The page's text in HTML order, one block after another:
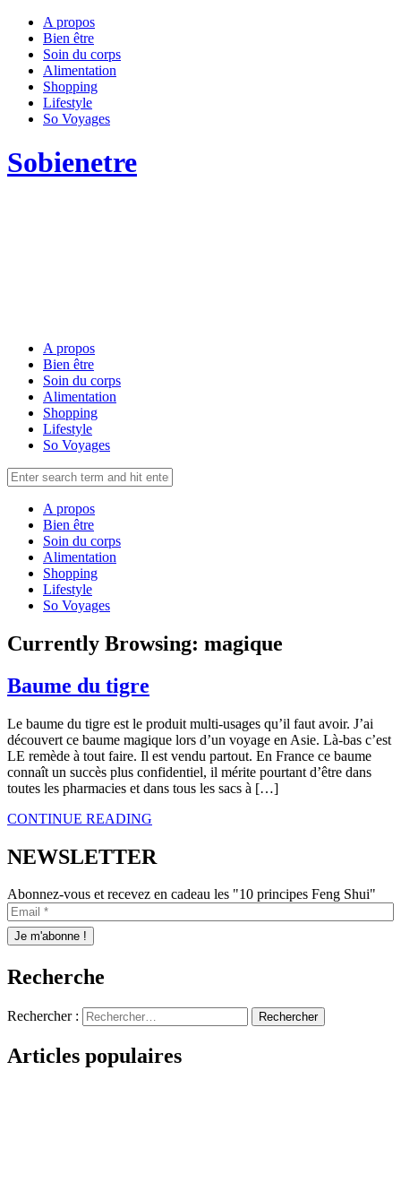
A propos
Bien être
Soin du corps
Alimentation
Shopping
Lifestyle
So Voyages
Sobienetre
A propos
Bien être
Soin du corps
Alimentation
Shopping
Lifestyle
So Voyages
A propos
Bien être
Soin du corps
Alimentation
Shopping
Lifestyle
So Voyages
Currently Browsing: magique
Baume du tigre
Le baume du tigre est le produit multi-usages qu’il faut avoir. J’ai
découvert ce baume magique lors d’un voyage en Asie. Là-bas c’est
LE remède à tout faire. Il est vendu partout. En France ce baume
connaît un succès plus confidentiel, il mérite pourtant d’être dans
toutes les pharmacies et dans tous les sacs à […]
CONTINUE READING
NEWSLETTER
Abonnez-vous et recevez en cadeau les "10 principes Feng Shui"
Recherche
Rechercher :
Articles populaires